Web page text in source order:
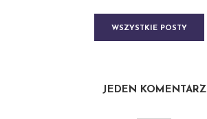
WSZYSTKIE POSTY
JEDEN KOMENTARZ